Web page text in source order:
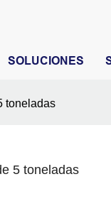
SOLUCIONES
toneladas
5 toneladas